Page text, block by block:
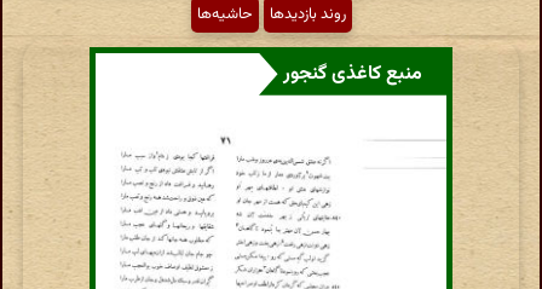
روند بازدیدها
حاشیه‌ها
منبع کاغذی گنجور